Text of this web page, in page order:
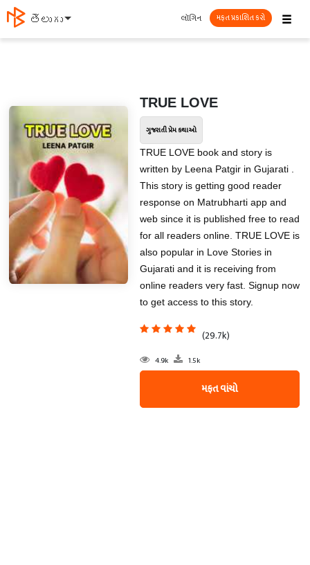
తెలుగు ☰
લૉગિન મફત પ્રકાશિત કરો
TRUE LOVE
ગુજરાતી પ્રેમ કથાઓ
TRUE LOVE book and story is
written by Leena Patgir in Gujarati .
This story is getting good reader
response on Matrubharti app and
web since it is published free to read
for all readers online. TRUE LOVE is
also popular in Love Stories in
Gujarati and it is receiving from
online readers very fast. Signup now
to get access to this story.
(29.7k)
4.9k 1.5k
મફત વાંચો